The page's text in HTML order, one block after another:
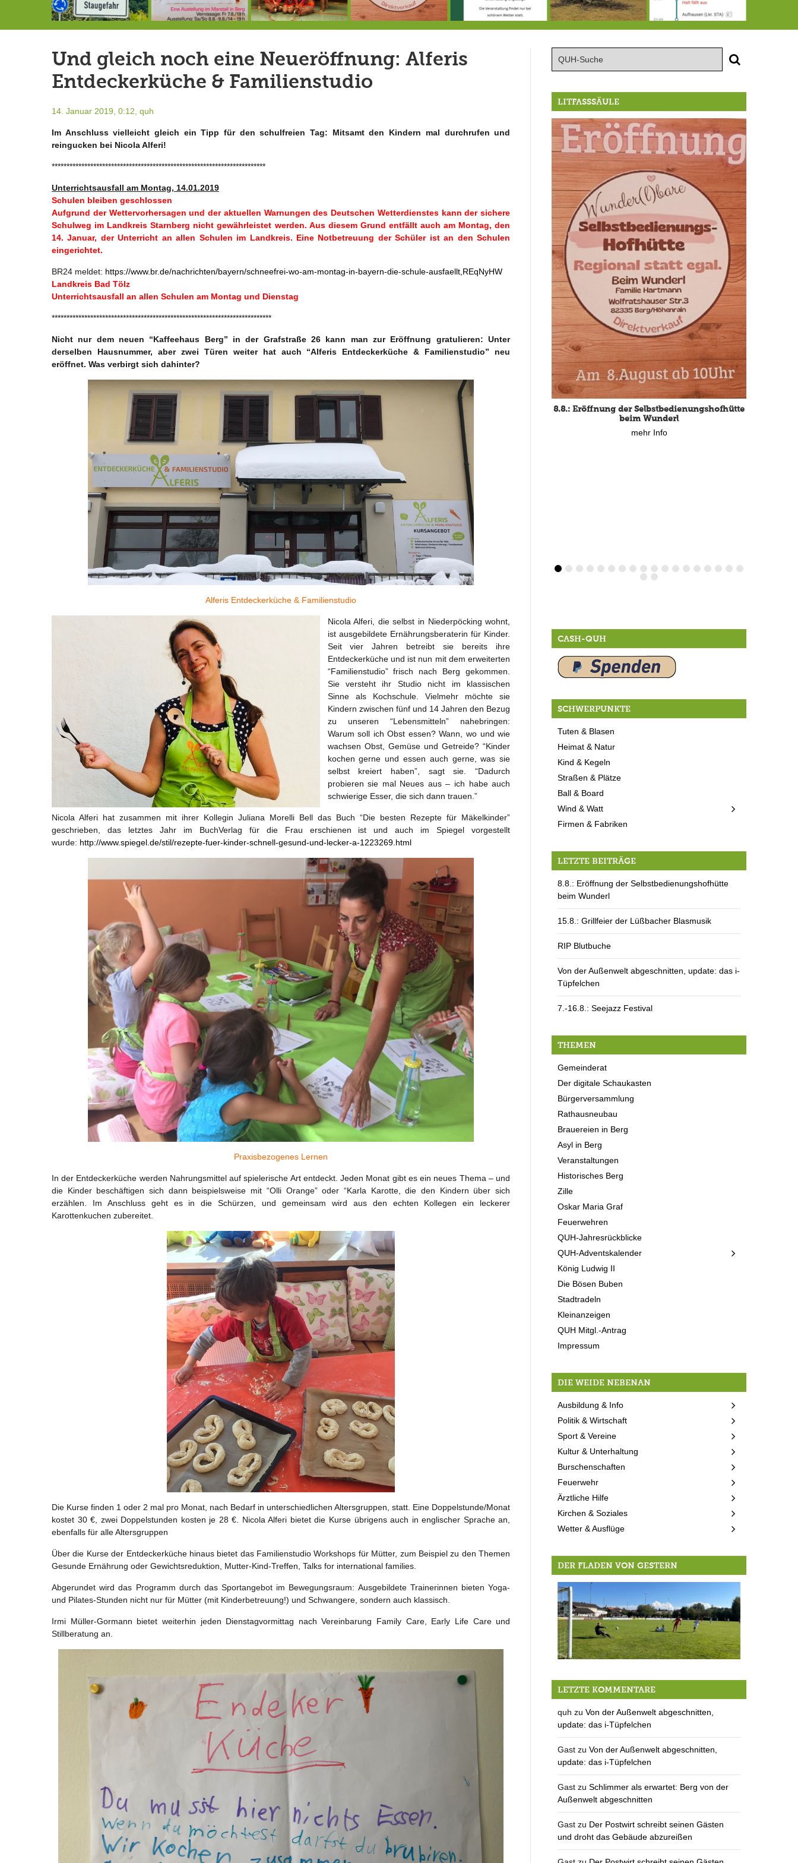
Und gleich noch eine Neueröffnung: Alferis
Entdeckerküche & Familienstudio
14. Januar 2019, 0:12, quh
Im Anschluss vielleicht gleich ein Tipp für den schulfreien Tag: Mitsamt den Kindern mal durchrufen und
reingucken bei Nicola Alferi!
************************************************************************
Unterrichtsausfall am Montag, 14.01.2019
Schulen bleiben geschlossen
Aufgrund der Wettervorhersagen und der aktuellen Warnungen des Deutschen Wetterdienstes kann der sichere
Schulweg im Landkreis Starnberg nicht gewährleistet werden. Aus diesem Grund entfällt auch am Montag, den
14. Januar, der Unterricht an allen Schulen im Landkreis. Eine Notbetreuung der Schüler ist an den Schulen
eingerichtet.
BR24 meldet: https://www.br.de/nachrichten/bayern/schneefrei-wo-am-montag-in-bayern-die-schule-ausfaellt,REqNyHW
Landkreis Bad Tölz
Unterrichtsausfall an allen Schulen am Montag und Dienstag
**************************************************************************
Nicht nur dem neuen “Kaffeehaus Berg” in der Grafstraße 26 kann man zur Eröffnung gratulieren: Unter
derselben Hausnummer, aber zwei Türen weiter hat auch “Alferis Entdeckerküche & Familienstudio” neu
eröffnet. Was verbirgt sich dahinter?
Alferis Entdeckerküche & Familienstudio
Nicola Alferi, die selbst in Niederpöcking wohnt,
ist ausgebildete Ernährungsberaterin für Kinder.
Seit vier Jahren betreibt sie bereits ihre
Entdeckerküche und ist nun mit dem erweiterten
“Familienstudio” frisch nach Berg gekommen.
Sie versteht ihr Studio nicht im klassischen
Sinne als Kochschule. Vielmehr möchte sie
Kindern zwischen fünf und 14 Jahren den Bezug
zu unseren “Lebensmitteln” nahebringen:
Warum soll ich Obst essen? Wann, wo und wie
wachsen Obst, Gemüse und Getreide? “Kinder
kochen gerne und essen auch gerne, was sie
selbst kreiert haben”, sagt sie. “Dadurch
probieren sie mal Neues aus – ich habe auch
schwierige Esser, die sich dann trauen.”
Nicola Alferi hat zusammen mit ihrer Kollegin Juliana Morelli Bell das Buch “Die besten Rezepte für Mäkelkinder”
geschrieben, das letztes Jahr im BuchVerlag für die Frau erschienen ist und auch im Spiegel vorgestellt
wurde: http://www.spiegel.de/stil/rezepte-fuer-kinder-schnell-gesund-und-lecker-a-1223269.html
Praxisbezogenes Lernen
In der Entdeckerküche werden Nahrungsmittel auf spielerische Art entdeckt. Jeden Monat gibt es ein neues Thema – und
die Kinder beschäftigen sich dann beispielsweise mit “Olli Orange” oder “Karla Karotte, die den Kindern über sich
erzählen. Im Anschluss geht es in die Schürzen, und gemeinsam wird aus den echten Kollegen ein leckerer
Karottenkuchen zubereitet.
Die Kurse finden 1 oder 2 mal pro Monat, nach Bedarf in unterschiedlichen Altersgruppen, statt. Eine Doppelstunde/Monat
kostet 30 €, zwei Doppelstunden kosten je 28 €. Nicola Alferi bietet die Kurse übrigens auch in englischer Sprache an,
ebenfalls für alle Altersgruppen
Über die Kurse der Entdeckerküche hinaus bietet das Familienstudio Workshops für Mütter, zum Beispiel zu den Themen
Gesunde Ernährung oder Gewichtsreduktion, Mutter-Kind-Treffen, Talks for international families.
Abgerundet wird das Programm durch das Sportangebot im Bewegungsraum: Ausgebildete Trainerinnen bieten Yoga-
und Pilates-Stunden nicht nur für Mütter (mit Kinderbetreuung!) und Schwangere, sondern auch klassisch.
Irmi Müller-Gormann bietet weiterhin jeden Dienstagvormittag nach Vereinbarung Family Care, Early Life Care und
Stillberatung an.
LITFASSSÄULE
8.8.: Eröffnung der Selbstbedienungshofhütte
beim Wunderl
mehr Info
mehr Info
CASH-QUH
SCHWERPUNKTE
Tuten & Blasen
Heimat & Natur
Kind & Kegeln
Straßen & Plätze
Ball & Board
Wind & Watt
Firmen & Fabriken
LETZTE BEITRÄGE
8.8.: Eröffnung der Selbstbedienungshofhütte
beim Wunderl
15.8.: Grillfeier der Lüßbacher Blasmusik
RIP Blutbuche
Von der Außenwelt abgeschnitten, update: das i-
Tüpfelchen
7.-16.8.: Seejazz Festival
THEMEN
Gemeinderat
Der digitale Schaukasten
Bürgerversammlung
Rathausneubau
Brauereien in Berg
Asyl in Berg
Veranstaltungen
Historisches Berg
Zille
Oskar Maria Graf
Feuerwehren
QUH-Jahresrückblicke
QUH-Adventskalender
König Ludwig II
Die Bösen Buben
Stadtradeln
Kleinanzeigen
QUH Mitgl.-Antrag
Impressum
DIE WEIDE NEBENAN
Ausbildung & Info
Politik & Wirtschaft
Sport & Vereine
Kultur & Unterhaltung
Burschenschaften
Feuerwehr
Ärztliche Hilfe
Kirchen & Soziales
Wetter & Ausflüge
DER FLADEN VON GESTERN
LETZTE KOMMENTARE
quh zuVon der Außenwelt abgeschnitten,
update: das i-Tüpfelchen
Gast zuVon der Außenwelt abgeschnitten,
update: das i-Tüpfelchen
Gast zuSchlimmer als erwartet: Berg von der
Außenwelt abgeschnitten
Gast zu Der Postwirt schreibt seinen Gästen
und droht das Gebäude abzureißen